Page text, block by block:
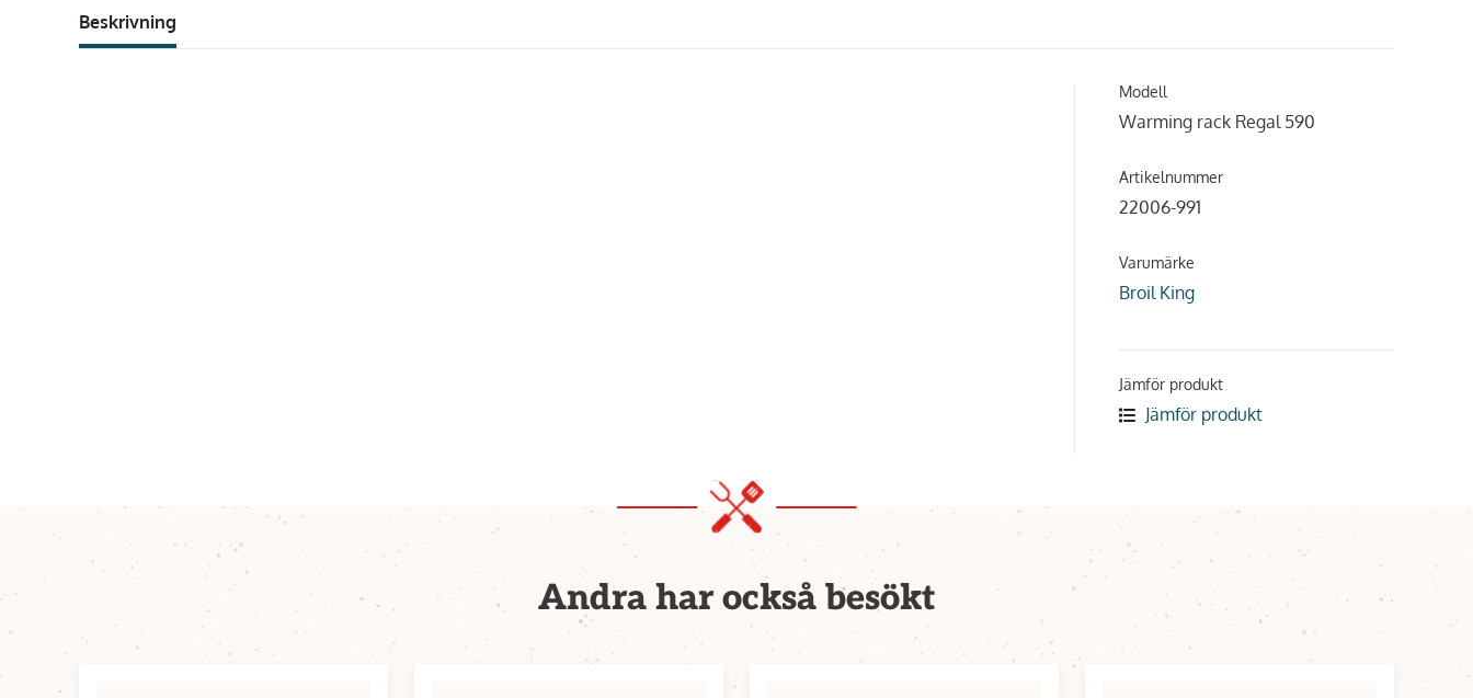
Beskrivning
Modell
Warming rack Regal 590
Artikelnummer
22006-991
Varumärke
Broil King
Jämför produkt
Jämför produkt
Andra har också besökt